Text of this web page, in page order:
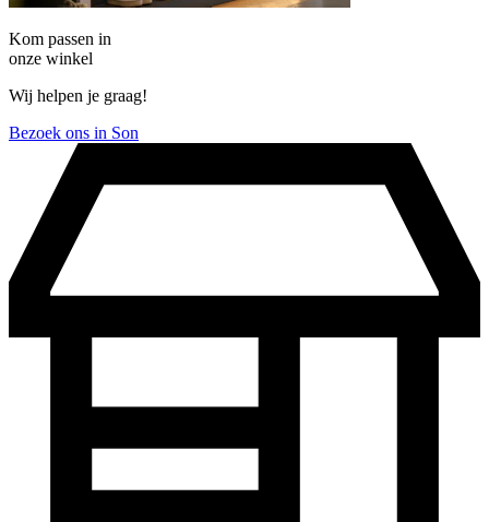
Kom passen in
onze winkel
Wij helpen je graag!
Bezoek ons in Son